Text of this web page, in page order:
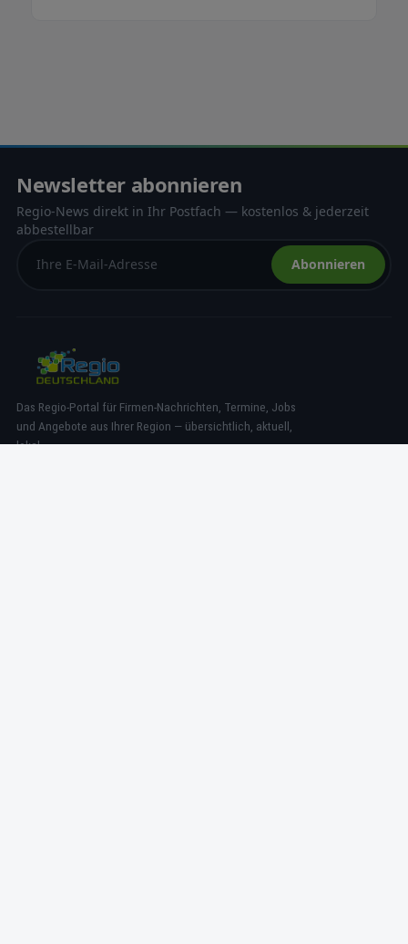
Newsletter abonnieren
Regio-News direkt in Ihr Postfach — kostenlos & jederzeit
abbestellbar
Abonnieren
Das Regio-Portal für Firmen-Nachrichten, Termine, Jobs
und Angebote aus Ihrer Region — übersichtlich, aktuell,
lokal.